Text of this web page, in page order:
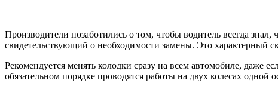
Производители позаботились о том, чтобы водитель всегда
свидетельствующий о необходимости замены. Это характерный
Рекомендуется менять колодки сразу на всем автомобиле, даже
обязательном порядке проводятся работы на двух колесах одной